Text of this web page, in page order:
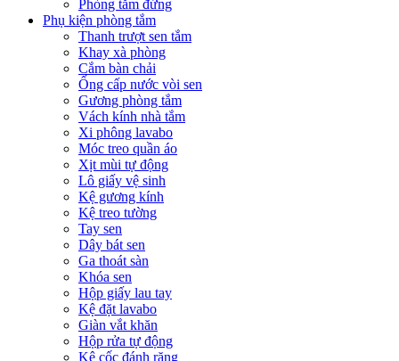
Phòng tắm đứng
Phụ kiện phòng tắm
Thanh trượt sen tắm
Khay xà phòng
Cắm bàn chải
Ống cấp nước vòi sen
Gương phòng tắm
Vách kính nhà tắm
Xi phông lavabo
Móc treo quần áo
Xịt mùi tự động
Lô giấy vệ sinh
Kệ gương kính
Kệ treo tường
Tay sen
Dây bát sen
Ga thoát sàn
Khóa sen
Hộp giấy lau tay
Kệ đặt lavabo
Giàn vắt khăn
Hộp rửa tự động
Kệ cốc đánh răng